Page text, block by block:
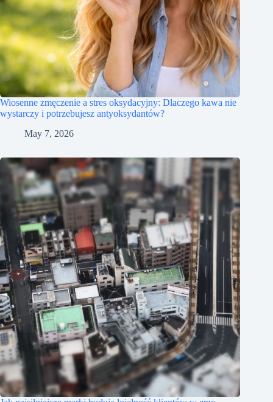
Wiosenne zmęczenie a stres oksydacyjny: Dlaczego kawa nie
wystarczy i potrzebujesz antyoksydantów?
May 7, 2026